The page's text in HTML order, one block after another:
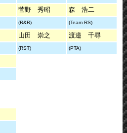
菅野 秀昭 森 浩二
(R&R) (Team RS)
山田 崇之 渡邉 千尋
(RST) (PTA)